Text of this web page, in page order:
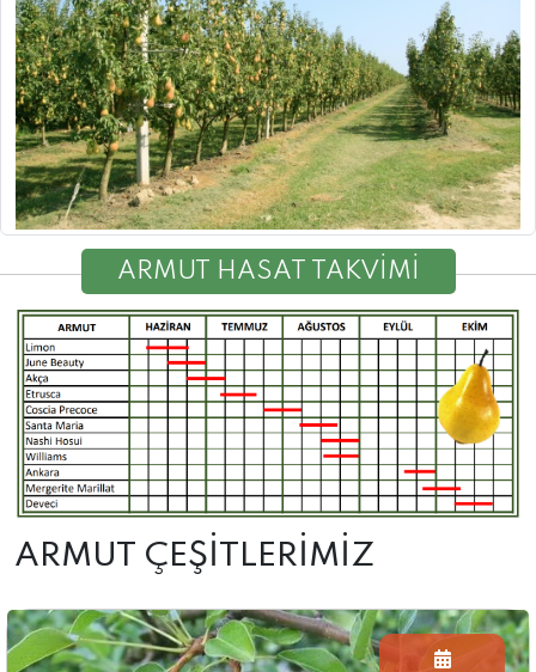
ARMUT HASAT TAKVİMİ
ARMUT ÇEŞİTLERİMİZ